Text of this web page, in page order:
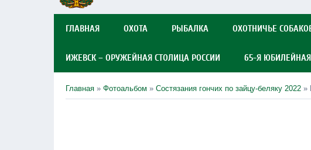
ГЛАВНАЯ ОХОТА РЫБАЛКА ОХОТНИЧЬЕ
ИЖЕВСК – ОРУЖЕЙНАЯ СТОЛИЦА РОССИИ 65-Я
Главная » Фотоальбом » Состязания гончих по зайцу-беляку 2022 »